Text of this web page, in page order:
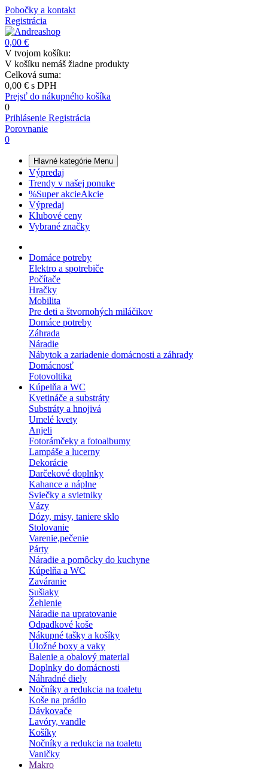
Pobočky a kontakt
Registrácia
0,00 €
V tvojom košíku:
V košíku nemáš žiadne produkty
Celková suma:
0,00 € s DPH
Prejsť do nákupného košíka
0
Prihlásenie Registrácia
Porovnanie
0
Hlavné kategórie Menu
Výpredaj
Trendy v našej ponuke
%Super akcieAkcie
Výpredaj
Klubové ceny
Vybrané značky
Domáce potreby
Elektro a spotrebiče
Počítače
Hračky
Mobilita
Pre deti a štvornohých miláčikov
Domáce potreby
Záhrada
Náradie
Nábytok a zariadenie domácnosti a záhrady
Domácnosť
Fotovoltika
Kúpelňa a WC
Kvetináče a substráty
Substráty a hnojivá
Umelé kvety
Anjeli
Fotorámčeky a fotoalbumy
Lampáše a lucerny
Dekorácie
Darčekové doplnky
Kahance a náplne
Sviečky a svietniky
Vázy
Dózy, misy, taniere sklo
Stolovanie
Varenie,pečenie
Párty
Náradie a pomôcky do kuchyne
Kúpelňa a WC
Zaváranie
Sušiaky
Žehlenie
Náradie na upratovanie
Odpadkové koše
Nákupné tašky a košíky
Úložné boxy a vaky
Balenie a obalový material
Doplnky do domácnosti
Náhradné diely
Nočníky a redukcia na toaletu
Koše na prádlo
Dávkovače
Lavóry, vandle
Košíky
Nočníky a redukcia na toaletu
Vaničky
Makro